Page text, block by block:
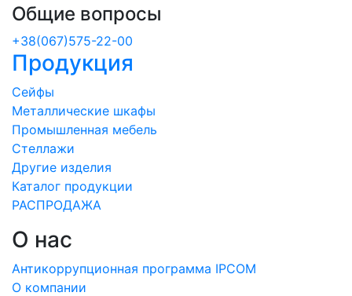
Общие вопросы
+38(067)575-22-00
Продукция
Сейфы
Металлические шкафы
Промышленная мебель
Стеллажи
Другие изделия
Каталог продукции
РАСПРОДАЖА
О нас
Антикоррупционная программа IPCOM
О компании